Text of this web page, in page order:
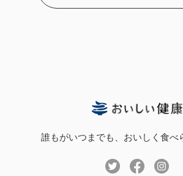
誰もがいつまでも、おいしく食べ